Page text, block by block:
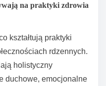
na praktyki zdrowia
kształtują praktyki
rdzennych.
holistyczny
duchowe, emocjonalne